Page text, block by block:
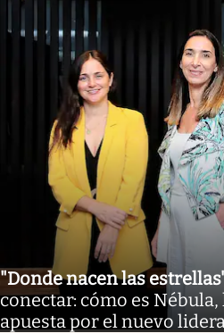
"Donde nacen las
conectar: cómo es
apuesta por el nuevo